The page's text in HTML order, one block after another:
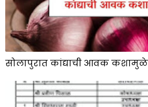
सोलापुरात कांद्याची आवक कशामुळे